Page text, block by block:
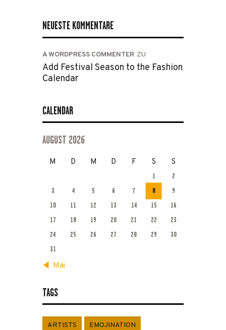
NEUESTE KOMMENTARE
A WORDPRESS COMMENTER ZU
Add Festival Season to the Fashion
Calendar
CALENDAR
AUGUST 2026
M D M D F S S
1
2
3
4 5 6 7 8
9
10
11 12 13 14 15
16
17
18 19 20 21 22
23
24
25 26 27 28 29
30
31
« Mai
TAGS
ARTISTS EMOJINATION